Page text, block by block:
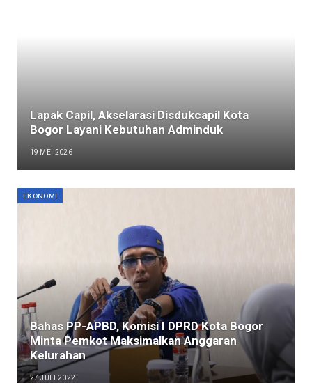
Lapak Capil, Akselarasi Disdukcapil Kota
Bogor Layani Kebutuhan Adminduk
19 MEI 2026
EKONOMI
Bahas PP-APBD, Komisi I DPRD Kota Bogor
Minta Pemkot Maksimalkan Anggaran
Kelurahan
27 JULI 2022